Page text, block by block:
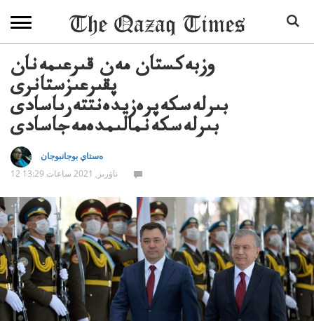
وزبەكستان مەن قىرعىمەنان
پقىرعىزستانرى
بىرلەسكەپرەزيدەنتتەرىاسادى
بىرلەسكەنمالىمدەمەجاسادى
ەستاي بوجانبوجان
12 ناۋرىز, 2021 ساعات 13:29